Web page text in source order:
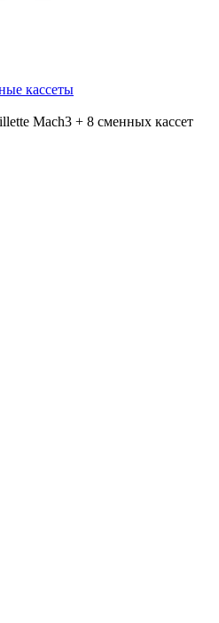
кассеты
Mach3 + 8 сменных кассет